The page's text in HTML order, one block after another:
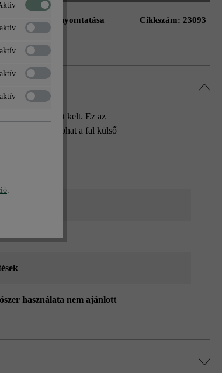
Oldal nyomtatása Cikkszám: 23093
mély benyomást kelt. Ez az
más színt kaphat a fal külső
használata nem ajánlott
.